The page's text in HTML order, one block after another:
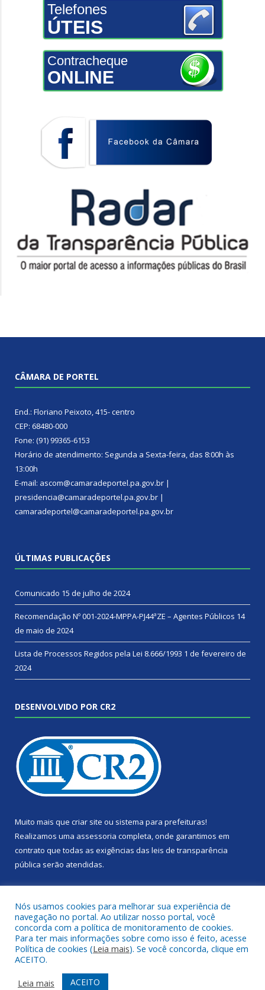
Telefones
ÚTEIS
Contracheque
ONLINE
CÂMARA DE PORTEL
End.: Floriano Peixoto, 415- centro
CEP: 68480-000
Fone: (91) 99365-6153
Horário de atendimento: Segunda a Sexta-feira, das 8:00h às
13:00h
E-mail: ascom@camaradeportel.pa.gov.br |
presidencia@camaradeportel.pa.gov.br |
camaradeportel@camaradeportel.pa.gov.br
ÚLTIMAS PUBLICAÇÕES
Comunicado 15 de julho de 2024
Recomendação Nº 001-2024-MPPA-PJ44ªZE – Agentes Públicos 14
de maio de 2024
Lista de Processos Regidos pela Lei 8.666/1993 1 de fevereiro de
2024
DESENVOLVIDO POR CR2
Muito mais que criar site ou sistema para prefeituras!
Realizamos uma assessoria completa, onde garantimos em
contrato que todas as exigências das leis de transparência
pública serão atendidas.
Todos os direitos reservados a Câmara Municipal de Portel.
Mapa do Site
Acessar Área Administrativa
Nós usamos cookies para melhorar sua experiência de
navegação no portal. Ao utilizar nosso portal, você
concorda com a política de monitoramento de cookies.
Para ter mais informações sobre como isso é feito, acesse
Política de cookies (Leia mais). Se você concorda, clique em
ACEITO.
Leia mais
ACEITO